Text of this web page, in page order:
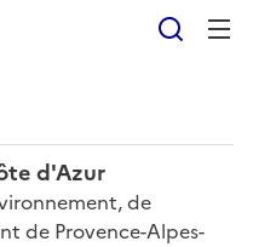
d'Azur
de
de Provence-Alpes-